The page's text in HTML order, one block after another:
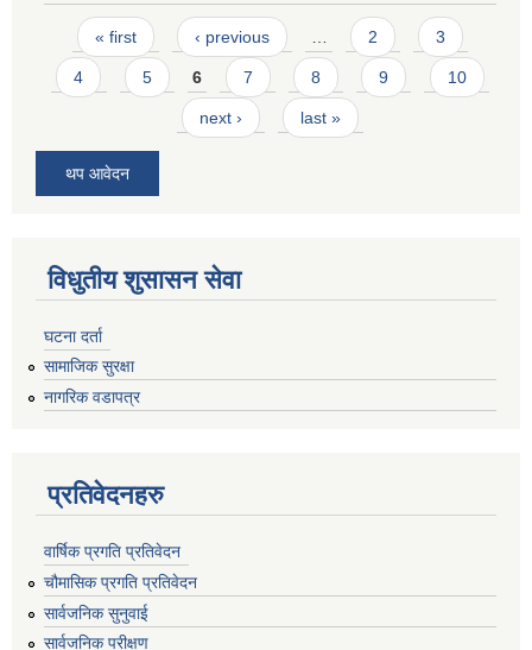
Pages
« first ‹ previous … 2 3
4 5 6 7 8 9 10
next › last »
थप आवेदन
विधुतीय शुसासन सेवा
घटना दर्ता
सामाजिक सुरक्षा
नागरिक वडापत्र
प्रतिवेदनहरु
वार्षिक प्रगति प्रतिवेदन
चौमासिक प्रगति प्रतिवेदन
सार्वजनिक सुनुवाई
सार्वजनिक परीक्षण